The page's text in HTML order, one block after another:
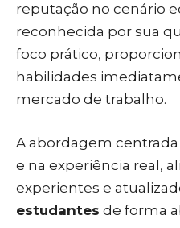
reputação no cenário
reconhecida por sua
foco prático,
habilidades
mercado de trabalho.
A abordagem
e na experiência real,
experientes e
estudantes de forma